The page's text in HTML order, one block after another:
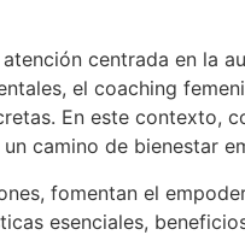
centrada en la
el coaching
En este contexto,
camino de bienestar
fomentan el
esenciales,